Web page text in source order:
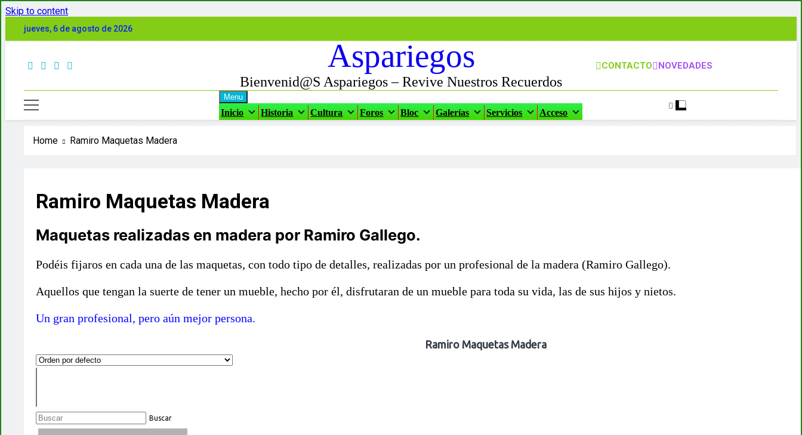
Skip to content
jueves, 6 de agosto de 2026
Aspariegos
Bienvenid@s Aspariegos – Revive Nuestros Recuerdos
CONTACTO NOVEDADES
Menu
Inicio Historia Cultura Foros Bloc Galerías Servicios Acceso
Home Ramiro Maquetas Madera
Ramiro Maquetas Madera
Maquetas realizadas en madera por Ramiro Gallego.
Podéis fijaros en cada una de las maquetas, con todo tipo de detalles, realizadas por un profesional de la madera (Ramiro Gallego).
Aquellos que tengan la suerte de tener un mueble, hecho por él, disfrutaran de un mueble para toda su vida, las de sus hijos y nietos.
Un gran profesional, pero aún mejor persona.
Ramiro Maquetas Madera
Buscar